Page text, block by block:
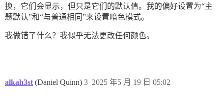
换，它们会显示，但只是它们的默认值。我的偏好设置为“主
题默认”和“与普通相同”来设置暗色模式。
我做错了什么？我似乎无法更改任何颜色。
alkah3st (Daniel Quinn) 2025 年5 月 19 日 05:02
3